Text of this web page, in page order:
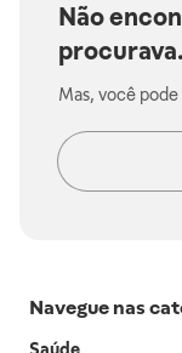
Não
procurava.
Mas, você
Navegue nas